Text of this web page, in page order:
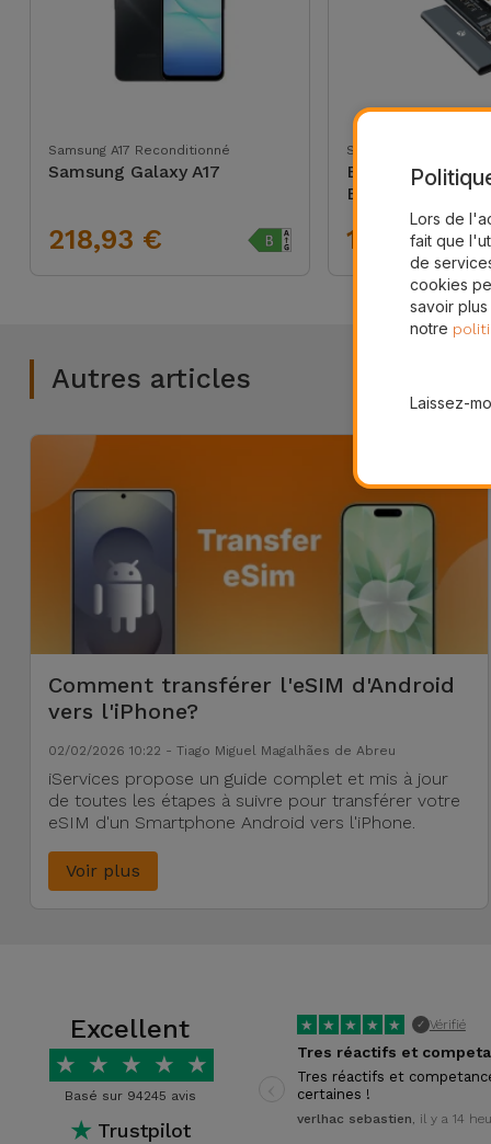
Kids
Samsung A17 Reconditionné
Samsung Galaxy A17
218,93 €
Stockage
Boîtier pour
Externe SSD
19,95 €
Autres articles
Comment transférer l'eSIM d'Android
vers l'iPhone?
02/02/2026 10:22 - Tiago Miguel Magalhães de Abreu
iServices propose un guide complet et mis à jour
de toutes les étapes à suivre pour transférer votre
eSIM d'un Smartphone Android vers l'iPhone.
Voir plus
Excellent
★ ★ ★ ★ ★
Basé sur 94245 avis
★ Trustpilot
★ ★ ★ ★ ★ ✓ Vérifié
Tres réactifs et
certaines !
verlhac sebastien, il y a 14
Lors de
fait que
de
cookies
savoir
notre
Laissez-